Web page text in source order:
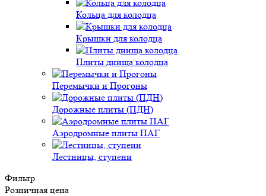
Кольца для колодца
Крышки для колодца
Плиты днища колодца
Перемычки и Прогоны
Дорожные плиты (ПДН)
Аэродромные плиты ПАГ
Лестницы, ступени
Фильтр
Розничная цена